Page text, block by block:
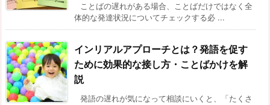
ことばの遅れがある場合、ことばだけではなく全
体的な発達状況についてチェックする必 ...
インリアルアプローチとは？発語を促す
ために効果的な接し方・ことばかけを解
説
発語の遅れが気になって相談にいくと、「たくさ